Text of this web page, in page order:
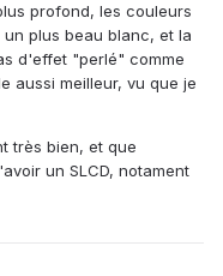
profond, les couleurs
plus beau blanc, et la
d'effet "perlé" comme
aussi meilleur, vu que je
très bien, et que
un SLCD, notament